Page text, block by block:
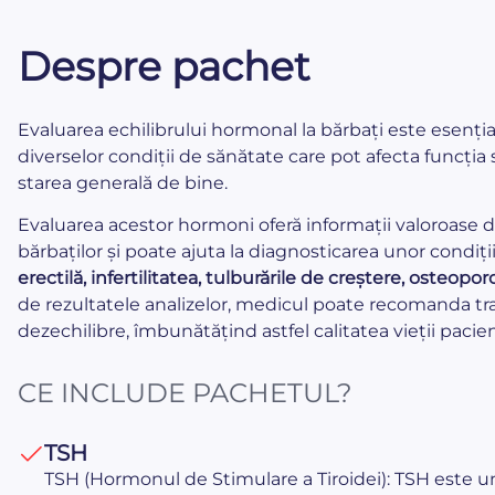
Despre pachet
Evaluarea echilibrului hormonal la bărbați este
diverselor condiții de sănătate care pot afecta
starea generală de bine.
Evaluarea acestor hormoni oferă informații valoroase
bărbaților și poate ajuta la diagnosticarea unor
erectilă, infertilitatea, tulburările de creștere,
de rezultatele analizelor, medicul poate recomanda
dezechilibre, îmbunătățind astfel calitatea vieții
CE INCLUDE PACHETUL?
TSH
TSH (Hormonul de Stimulare a Tiroidei): TSH este